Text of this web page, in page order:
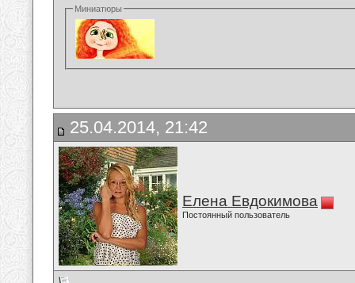
Миниатюры
25.04.2014, 21:42
Елена Евдокимова
Постоянный пользователь